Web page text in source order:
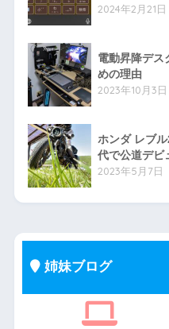
2024年2月21日
電動昇降デス
めの理由
2023年10月3日
ホンダ レブ
代で公道デビ
2023年5月7日
姉妹ブログ